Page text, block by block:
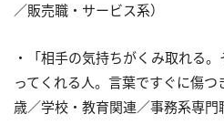
／販売職・サービス系）
・「相手の気持ちがくみ取れる
ってくれる人。言葉ですぐに傷
歳／学校・教育関連／事務系専門